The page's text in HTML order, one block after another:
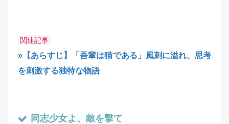
関連記事
»【あらすじ】「吾輩は猫である」風刺に溢れ、思考
を刺激する独特な物語
同志少女よ、敵を撃て